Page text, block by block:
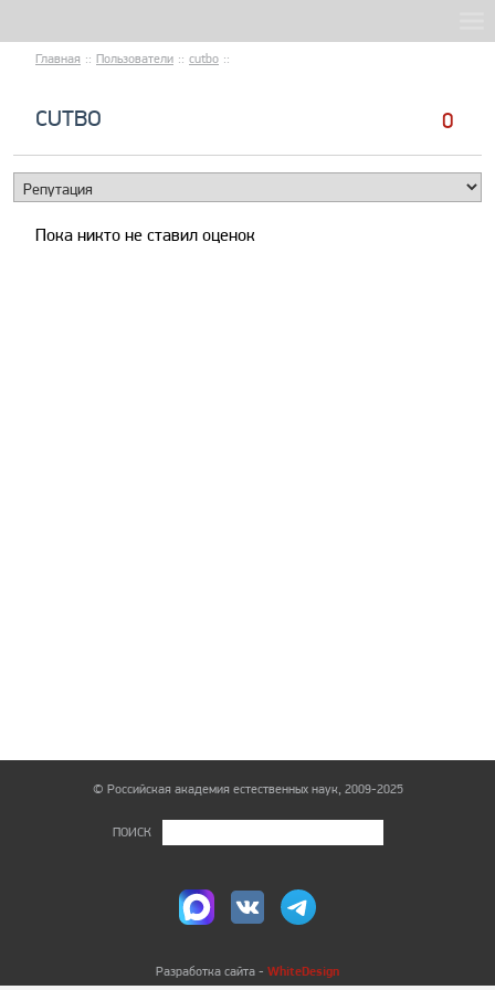
Главная :: Пользователи :: cutbo ::
0
CUTBO
Пока никто не ставил оценок
© Российская академия естественных наук, 2009-2025
ПОИСК
Разработка сайта - WhiteDesign